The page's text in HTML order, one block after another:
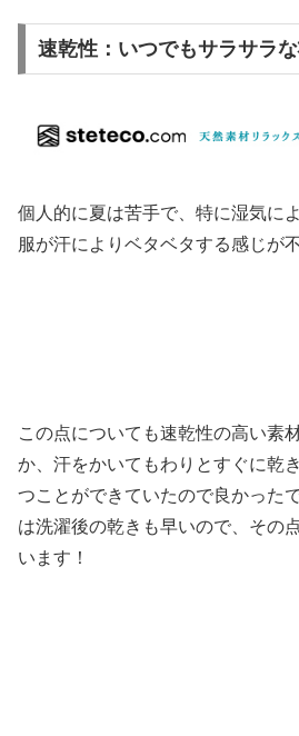
速乾性：いつでもサラサラ
個人的に夏は苦手で、特に湿気に
服が汗によりベタベタする感じが
この点についても速乾性の高い素
か、汗をかいてもわりとすぐに乾
つことができていたので良かった
は洗濯後の乾きも早いので、その
います！